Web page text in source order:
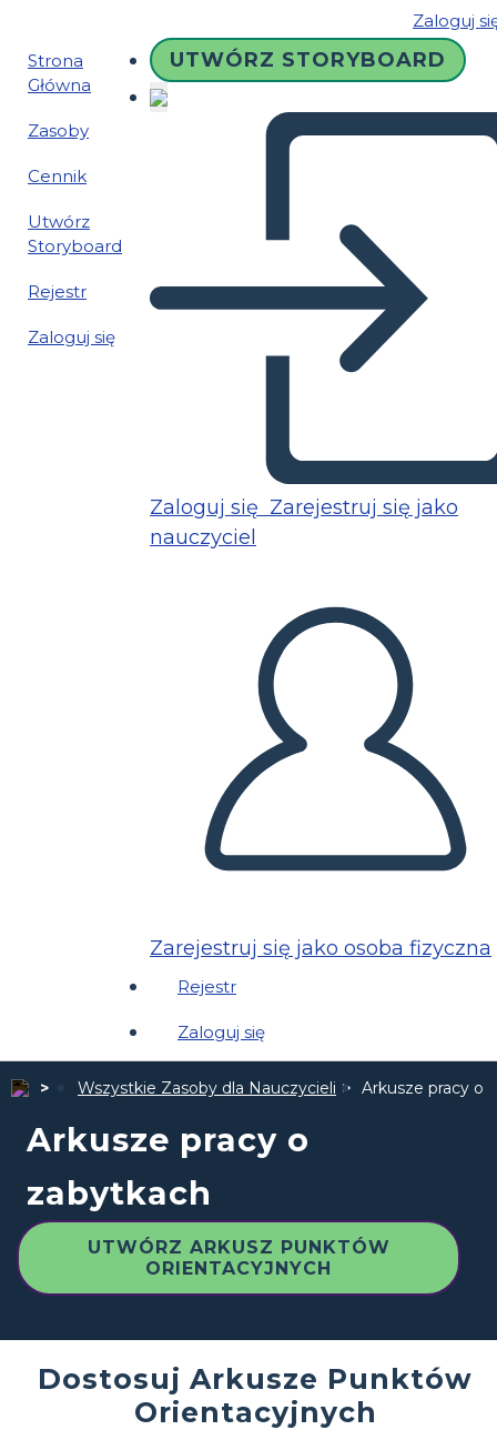
Zaloguj
Strona
Główna
Zasoby
Cennik
Utwórz
Storyboard
Rejestr
Zaloguj się
UTWÓRZ STORYBOARD
Zaloguj się Zarejestruj się jako
nauczyciel
Zarejestruj się jako osoba fizyczna
Rejestr
Zaloguj się
Wszystkie Zasoby dla Nauczycieli Arkusze pracy o
Arkusze pracy o
zabytkach
UTWÓRZ ARKUSZ PUNKTÓW
ORIENTACYJNYCH
Dostosuj Arkusze Punktów
Orientacyjnych